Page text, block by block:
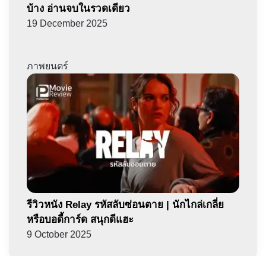
บ้าง อ่านจบในรวดเดียว
19 December 2025
ภาพยนตร์
รีวิวหนัง Relay รหัสลับซ่อนตาย | นักไกล่เกลี่ย
หรือบอดี้การ์ด สนุกดีแฮะ
9 October 2025